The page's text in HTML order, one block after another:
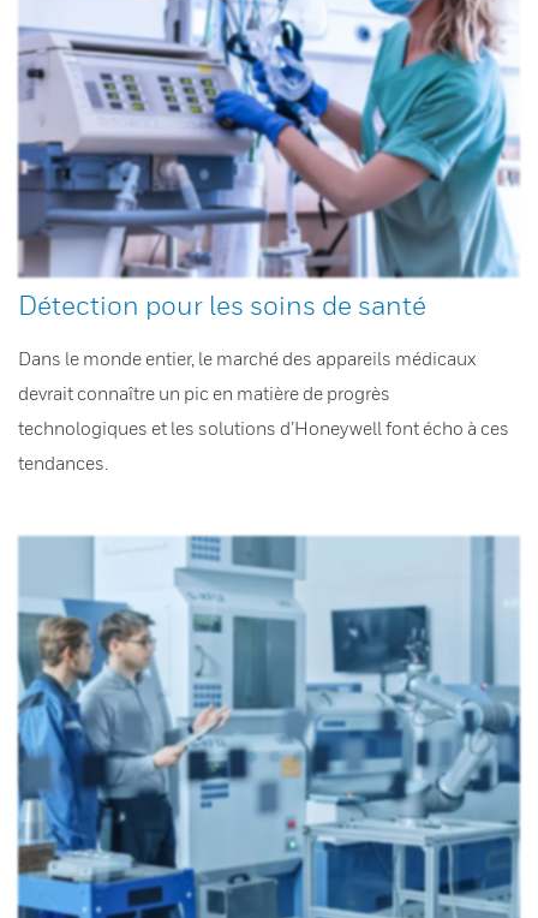
Détection pour les soins de santé
Dans le monde entier, le marché des appareils médicaux
devrait connaître un pic en matière de progrès
technologiques et les solutions d’Honeywell font écho à ces
tendances.